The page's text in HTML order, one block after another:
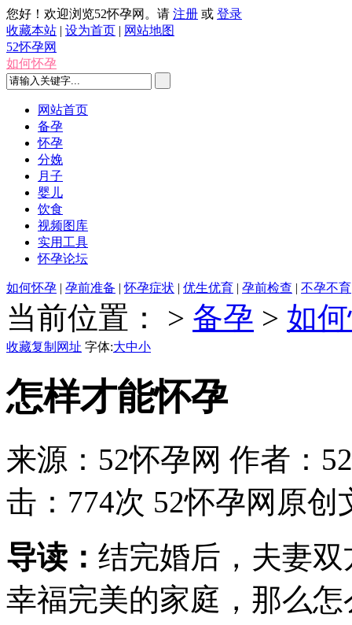
您好！欢迎浏览52怀孕网。请 注册 或 登录
收藏本站 | 设为首页 | 网站地图
52怀孕网
如何怀孕
网站首页
备孕
怀孕
分娩
月子
婴儿
饮食
视频图库
实用工具
怀孕论坛
如何怀孕 | 孕前准备 |怀孕症状 | 优生优育 | 孕前检查 | 不孕不育
当前位置： > 备孕 > 如
收藏复制网址 字体:大中小
怎样才能怀孕
来源：52怀孕网 作者：
击：774次 52怀孕网原
导读： 结完婚后，夫妻
幸福完美的家庭，那么